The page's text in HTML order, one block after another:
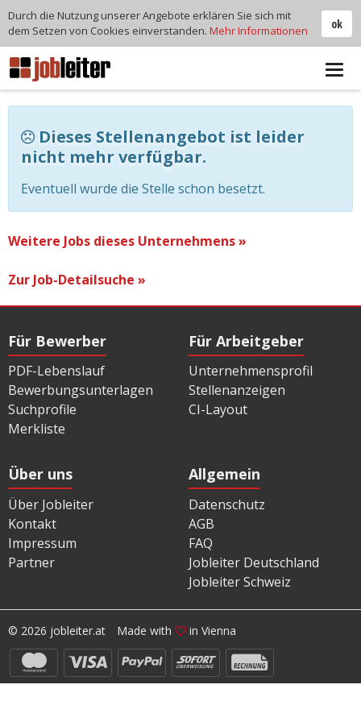
Dieses Stellenangebot ist leider
nicht mehr verfügbar.
Eventuell wurde die Stelle schon besetzt.
Weitere Jobs dieses Unternehmens »
Zur Job-Detailsuche »
Für Bewerber
PDF-Lebenslauf
Bewerbungsunterlagen
Suchprofile
Merkliste
Für Arbeitgeber
Unternehmensprofil
Stellenanzeigen
CI-Layout
Über uns
Über Jobleiter
Kontakt
Impressum
Partner
Allgemein
Datenschutz
AGB
FAQ
Jobleiter Deutschland
Jobleiter Schweiz
© 2026 jobleiter.at Made with in Vienna
ok
Durch die Nutzung unserer Angebote erklären Sie sich mit
dem Setzen von Cookies einverstanden. Mehr Informationen